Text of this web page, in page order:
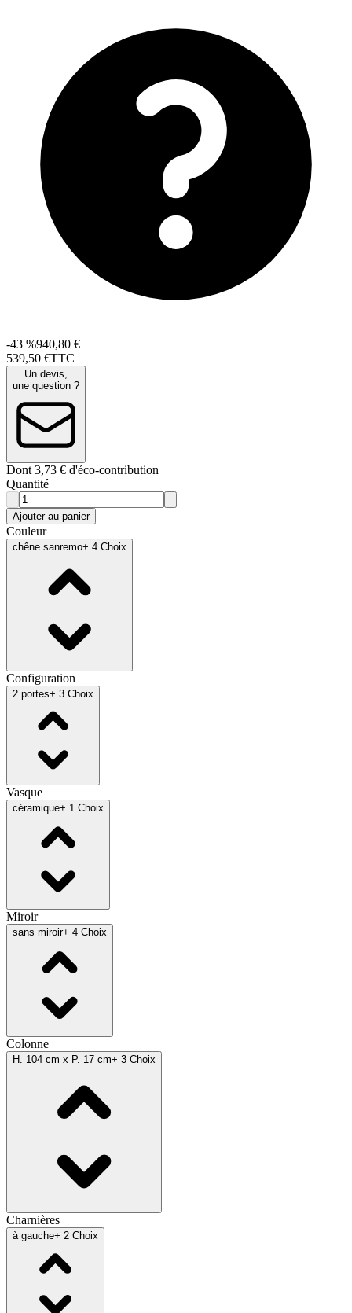
-43 %940,80 €
539,50 €TTC
Un devis,
une question ?
Dont 3,73 € d'éco-contribution
Quantité
Ajouter au panier
Couleur
chêne sanremo+ 4 Choix
Configuration
2 portes+ 3 Choix
Vasque
céramique+ 1 Choix
Miroir
sans miroir+ 4 Choix
Colonne
H. 104 cm x P. 17 cm+ 3 Choix
Charnières
à gauche+ 2 Choix